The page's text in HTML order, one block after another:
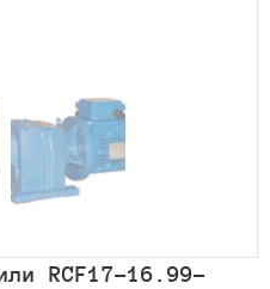
RCF17-16.99-